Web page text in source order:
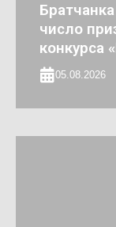
число
конкурса
05.08.2026